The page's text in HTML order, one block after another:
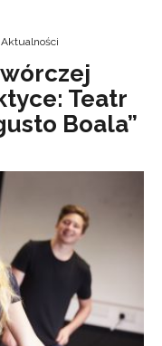
Aktualności
Teatr
Boala”